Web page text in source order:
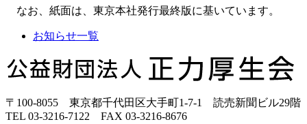
なお、紙面は、東京本社発行最終版に基いています。
お知らせ一覧
生
〒100-8055 東京都千代田区大手町1-7-1 読売新聞ビル29階
TEL 03-3216-7122 FAX 03-3216-8676